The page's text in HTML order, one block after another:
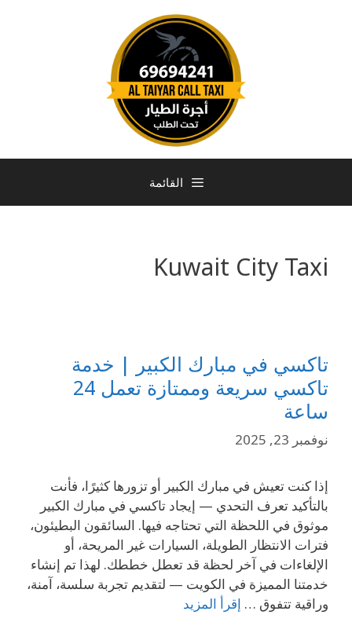
القائمة
Kuwait City Taxi
تاكسي في مبارك الكبير | خدمة
تاكسي سريعة وممتازة تعمل 24
ساعة
نوفمبر 23, 2025
إذا كنت تعيش في مبارك الكبير أو تزورها كثيرًا، فأنت
بالتأكيد تعرف التحدي — إيجاد تاكسي في مبارك الكبير
موثوق في اللحظة التي تحتاجه فيها. السائقون البطيئون،
فترات الانتظار الطويلة، السيارات غير المريحة، أو
الإلغاءات في آخر لحظة قد تعطل خططك. لهذا تم إنشاء
خدمتنا المميزة في الكويت — لتقديم تجربة سلسة، آمنة،
وراقية تتفوق … إقرأ المزيد